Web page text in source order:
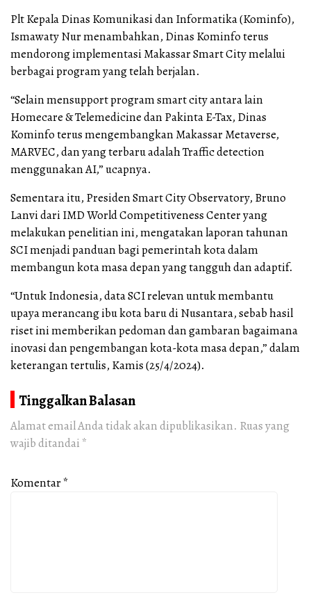
Plt Kepala Dinas Komunikasi dan Informatika (Kominfo),
Ismawaty Nur menambahkan, Dinas Kominfo terus
mendorong implementasi Makassar Smart City melalui
berbagai program yang telah berjalan.
“Selain mensupport program smart city antara lain
Homecare & Telemedicine dan Pakinta E-Tax, Dinas
Kominfo terus mengembangkan Makassar Metaverse,
MARVEC, dan yang terbaru adalah Traffic detection
menggunakan AI,” ucapnya.
Sementara itu, Presiden Smart City Observatory, Bruno
Lanvi dari IMD World Competitiveness Center yang
melakukan penelitian ini, mengatakan laporan tahunan
SCI menjadi panduan bagi pemerintah kota dalam
membangun kota masa depan yang tangguh dan adaptif.
“Untuk Indonesia, data SCI relevan untuk membantu
upaya merancang ibu kota baru di Nusantara, sebab hasil
riset ini memberikan pedoman dan gambaran bagaimana
inovasi dan pengembangan kota-kota masa depan,” dalam
keterangan tertulis, Kamis (25/4/2024).
Tinggalkan Balasan
Alamat email Anda tidak akan dipublikasikan. Ruas yang
wajib ditandai *
Komentar*